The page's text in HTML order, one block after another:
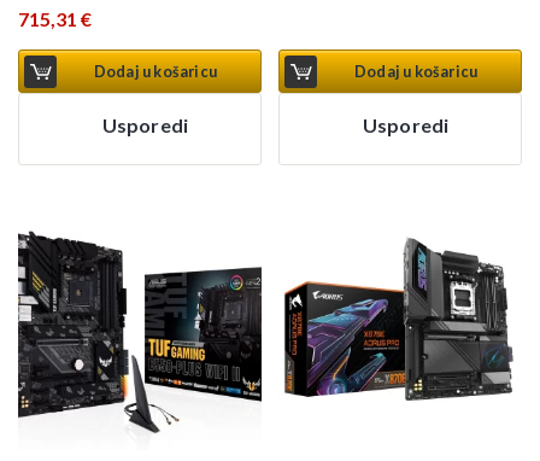
715,31 €
Dodaj u košaricu
Usporedi
Dodaj u košaricu
Usporedi